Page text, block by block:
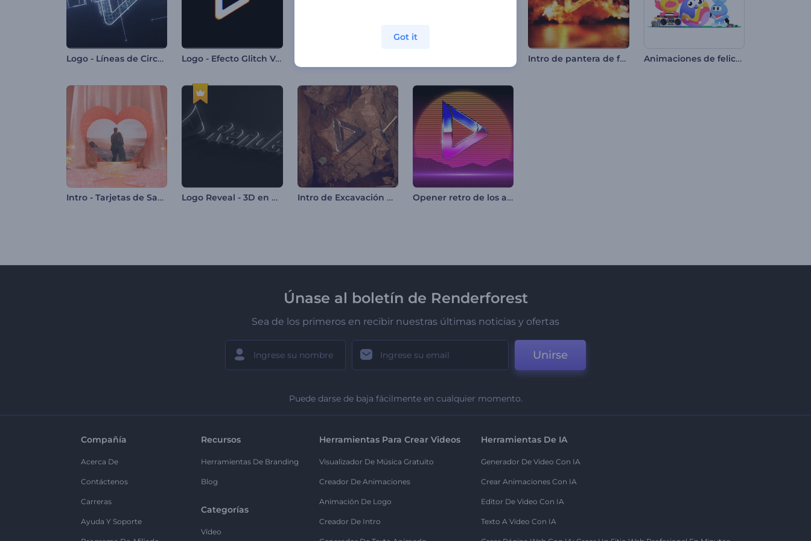
Logo - Líneas de Circuitos Digitales Logo - Efecto Glitch Veloz Intro de pantera de fuego corriendo Animaciones de felices Pascuas
Intro - Tarjetas de San Valentín Logo Reveal - 3D en Relieve Intro de Excavación Arquelógica Opener retro de los años 80'
Únase al boletín de Renderforest
Sea de los primeros en recibir nuestras últimas noticias y ofertas
Unirse
Puede darse de baja fácilmente en cualquier momento.
Compañía
Acerca De
Contáctenos
Carreras
Ayuda Y Soporte
Recursos
Herramientas De Branding
Blog
Categorías
Vídeo
Herramientas Para Crear Videos
Visualizador De Música Gratuito
Creador De Animaciones
Animación De Logo
Creador De Intro
Herramientas De IA
Generador De Video Con IA
Crear Animaciones Con IA
Editor De Video Con IA
Texto A Video Con IA
Got it